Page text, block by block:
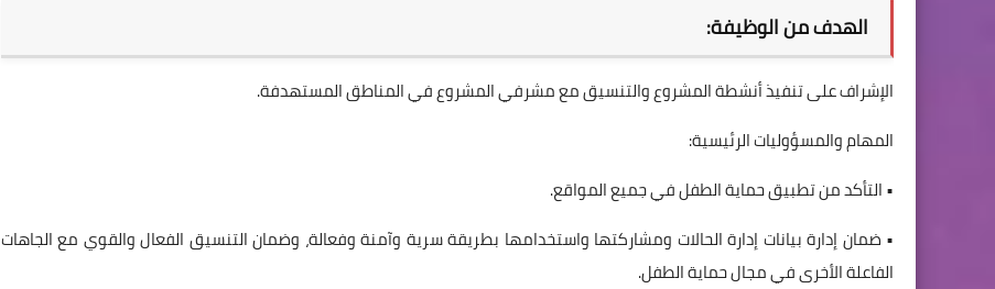
الهدف من الوظيفة:
الإشراف على تنفيذ أنشطة المشروع والتنسيق مع مشرفي المشروع في المناطق المستهدفة.
المهام والمسؤوليات الرئيسية:
• التأكد من تطبيق حماية الطفل في جميع المواقع.
• ضمان إدارة بيانات إدارة الحالات ومشاركتها واستخدامها بطريقة سرية وآمنة وفعالة، وضمان التنسيق الفعال والقوي مع الجاهات
الفاعلة الأخرى في مجال حماية الطفل.